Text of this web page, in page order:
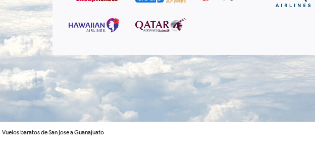
Vuelos baratos de San Jose a Guanajuato